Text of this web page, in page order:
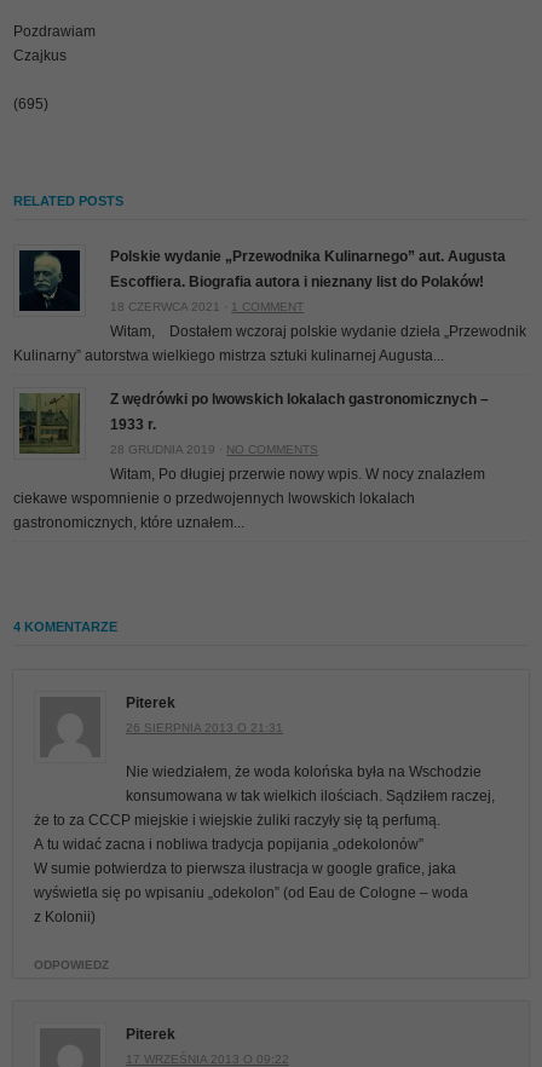
Pozdrawiam
Czajkus
(695)
RELATED POSTS
Polskie wydanie „Przewodnika Kulinarnego” aut. Augusta
Escoffiera. Biografia autora i nieznany list do Polaków!
18 CZERWCA 2021 · 1 COMMENT
Witam, Dostałem wczoraj polskie wydanie dzieła „Przewodnik
Kulinarny” autorstwa wielkiego mistrza sztuki kulinarnej Augusta...
Z wędrówki po lwowskich lokalach gastronomicznych –
1933 r.
28 GRUDNIA 2019 · NO COMMENTS
Witam, Po długiej przerwie nowy wpis. W nocy znalazłem
ciekawe wspomnienie o przedwojennych lwowskich lokalach
gastronomicznych, które uznałem...
4 KOMENTARZE
Piterek
26 SIERPNIA 2013 O 21:31
Nie wiedziałem, że woda kolońska była na Wschodzie
konsumowana w tak wielkich ilościach. Sądziłem raczej,
że to za CCCP miejskie i wiejskie żuliki raczyły się tą perfumą.
A tu widać zacna i nobliwa tradycja popijania „odekolonów”
W sumie potwierdza to pierwsza ilustracja w google grafice, jaka
wyświetla się po wpisaniu „odekolon” (od Eau de Cologne – woda
z Kolonii)
ODPOWIEDZ
Piterek
17 WRZEŚNIA 2013 O 09:22